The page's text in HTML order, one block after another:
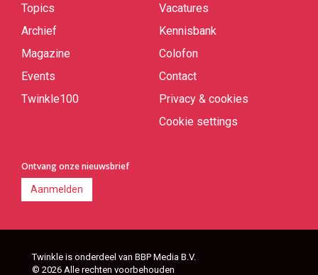
Topics
Archief
Magazine
Events
Twinkle100
Vacatures
Kennisbank
Colofon
Contact
Privacy & cookies
Cookie settings
Ontvang onze nieuwsbrief
Aanmelden
Twinkle is onderdeel van BBP Media B.V.
© 2026 Alle rechten voorbehouden